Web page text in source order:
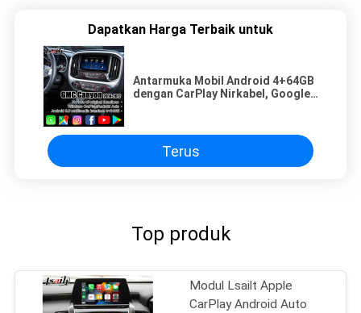
Dapatkan Harga Terbaik untuk
Antarmuka Mobil Android 4+64GB
dengan CarPlay Nirkabel, Google
GMC
Terus
Top produk
Modul Lsailt Apple
CarPlay Android Auto